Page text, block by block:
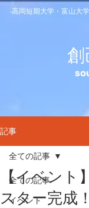
-高岡短期大学・富山大
記事
全ての記事
イベント
全ての記事
【イベント
スター完成！